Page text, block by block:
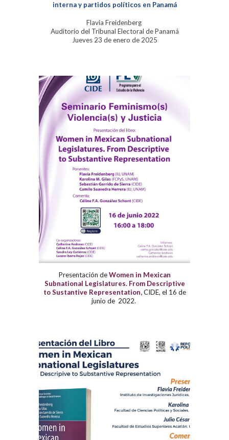
interna y partidos políticos en Panamá
Flavia Freidenberg
Auditorio del Tribunal Electoral de Panamá
Jueves 23 de enero de 2025
Presentación deWomen in Mexican
Subnational Legislatures. From Descriptive
to Sustantive Representation,CIDE, el 16 de
junio de 2022.